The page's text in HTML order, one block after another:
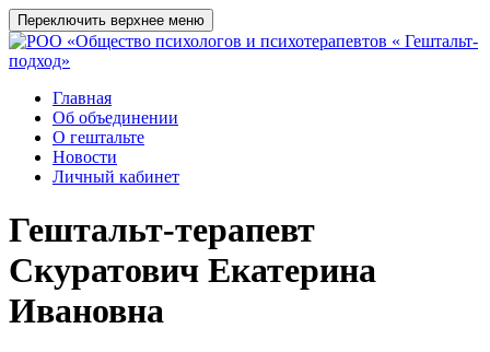
Переключить верхнее меню
Главная
Об объединении
О гештальте
Новости
Личный кабинет
Гештальт-терапевт
Скуратович Екатерина
Ивановна